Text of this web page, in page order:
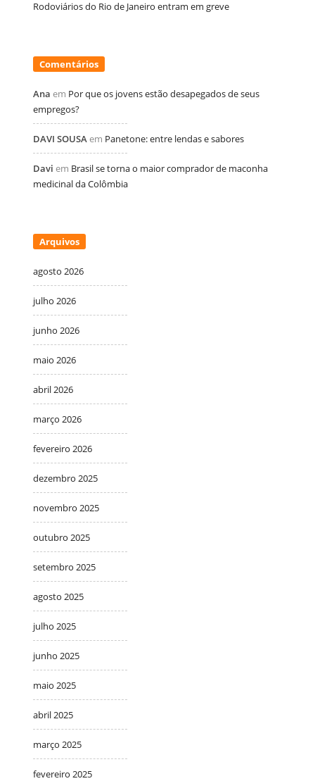
Rodoviários do Rio de Janeiro entram em greve
Comentários
Ana em Por que os jovens estão desapegados de seus
empregos?
DAVI SOUSAem Panetone: entre lendas e sabores
Davi em Brasil se torna o maior comprador de maconha
medicinal da Colômbia
Arquivos
agosto 2026
julho 2026
junho 2026
maio 2026
abril 2026
março 2026
fevereiro 2026
dezembro 2025
novembro 2025
outubro 2025
setembro 2025
agosto 2025
julho 2025
junho 2025
maio 2025
abril 2025
março 2025
fevereiro 2025